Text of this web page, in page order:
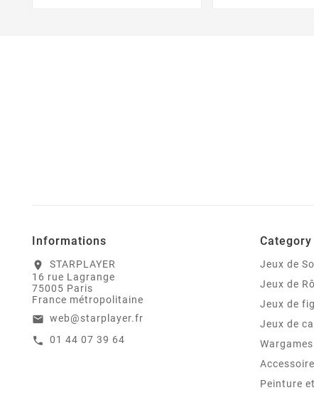
Informations
location_on
STARPLAYER
16 rue Lagrange
75005 Paris
France métropolitaine
email web@starplayer.fr
call 01 44 07 39 64
Category
Jeux de
Jeux de
Jeux de
Jeux de
Wargames
Peinture